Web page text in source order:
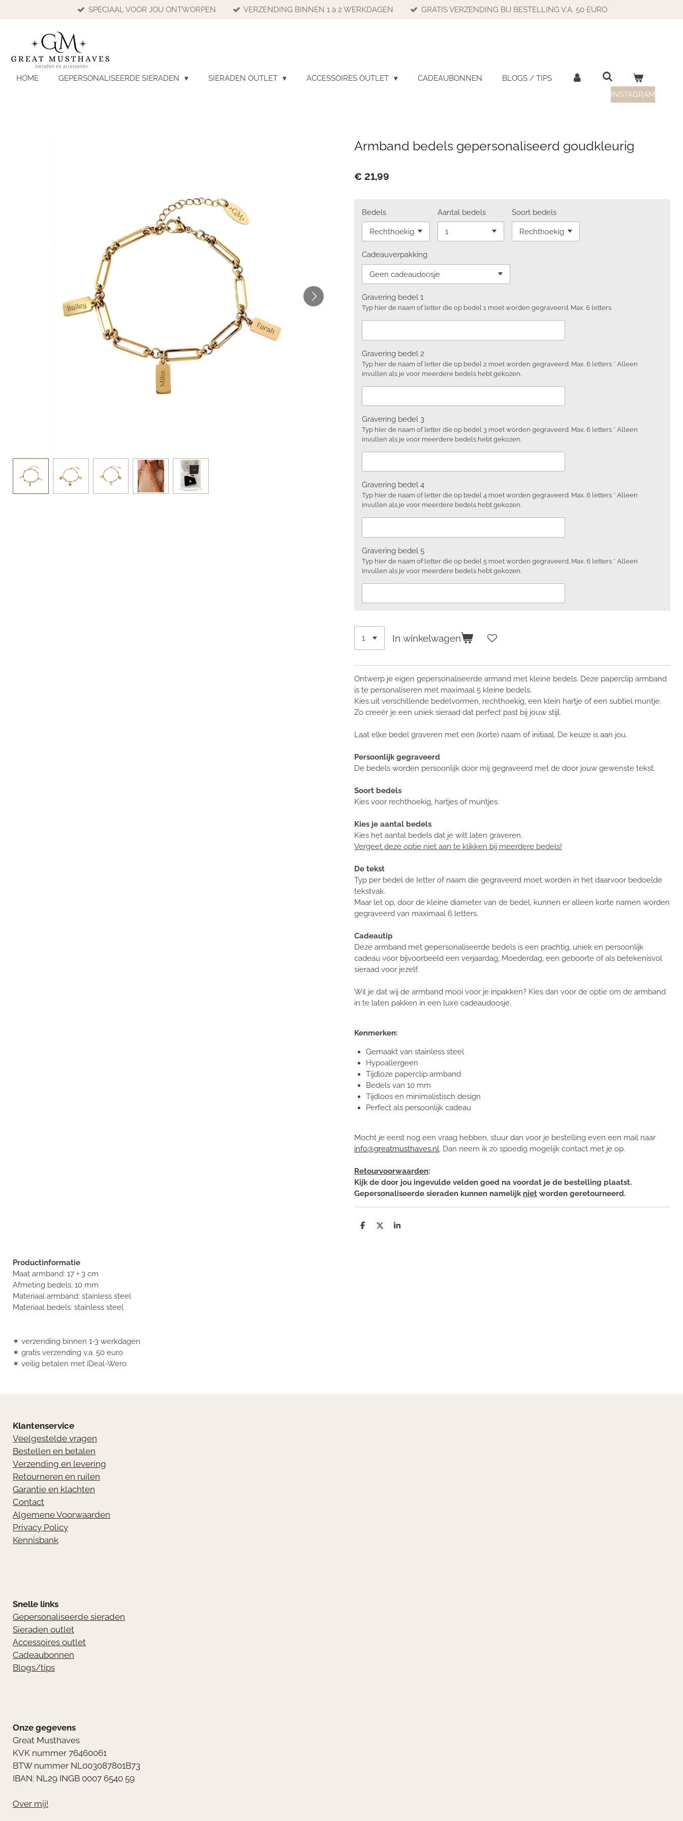
hoofdinhoud
SPECIAAL VOOR JOU ONTWORPEN VERZENDING BINNEN 1 à 2 WERKDAGEN GRATIS VERZENDING BIJ BESTELLING V.A. 50 EURO
HOME GEPERSONALISEERDE SIERADEN SIERADEN OUTLET ACCESSOIRES OUTLET CADEAUBONNEN
BLOGS / TIPS
INSTAGRAM
Armband bedels gepersonaliseerd goudkleurig
€ 21,99
Bedels Aantal bedels Soort bedels
Cadeauverpakking
Gravering bedel 1
Typ hier de naam of letter die op bedel 1 moet worden gegraveerd. Max. 6 letters
Gravering bedel 2
Typ hier de naam of letter die op bedel 2 moet worden gegraveerd. Max. 6 letters * Alleen
invullen als je voor meerdere bedels hebt gekozen.
Gravering bedel 3
Typ hier de naam of letter die op bedel 3 moet worden gegraveerd. Max. 6 letters * Alleen
invullen als je voor meerdere bedels hebt gekozen.
Gravering bedel 4
Typ hier de naam of letter die op bedel 4 moet worden gegraveerd. Max. 6 letters * Alleen
invullen als je voor meerdere bedels hebt gekozen.
Gravering bedel 5
Typ hier de naam of letter die op bedel 5 moet worden gegraveerd. Max. 6 letters * Alleen
invullen als je voor meerdere bedels hebt gekozen.
In winkelwagen
Ontwerp je eigen gepersonaliseerde armand met kleine bedels. Deze paperclip armband
is te personaliseren met maximaal 5 kleine bedels.
Kies uit verschillende bedelvormen, rechthoekig, een klein hartje of een subtiel muntje.
Zo creeër je een uniek sieraad dat perfect past bij jouw stijl.
Laat elke bedel graveren met een (korte) naam of initiaal. De keuze is aan jou.
Persoonlijk gegraveerd
De bedels worden persoonlijk door mij gegraveerd met de door jouw gewenste tekst.
Soort bedels
Kies voor rechthoekig, hartjes of muntjes.
Kies je aantal bedels
Kies het aantal bedels dat je wilt laten graveren.
Vergeet deze optie niet aan te klikken bij meerdere bedels!
De tekst
Typ per bedel de letter of naam die gegraveerd moet worden in het daarvoor bedoelde
tekstvak.
Maar let op, door de kleine diameter van de bedel, kunnen er alleen korte namen worden
gegraveerd van maximaal 6 letters.
Cadeautip
Deze armband met gepersonaliseerde bedels is een prachtig, uniek en persoonlijk
cadeau voor bijvoorbeeld een verjaardag, Moederdag, een geboorte of als betekenisvol
sieraad voor jezelf.
Wil je dat wij de armband mooi voor je inpakken? Kies dan voor de optie om de armband
in te laten pakken in een luxe cadeaudoosje.
Kenmerken:
Gemaakt van stainless steel
Hypoallergeen
Tijdloze paperclip armband
Bedels van 10 mm
Tijdloos en minimalistisch design
Perfect als persoonlijk cadeau
Mocht je eerst nog een vraag hebben, stuur dan voor je bestelling even een mail naar
info@greatmusthaves.nl. Dan neem ik zo spoedig mogelijk contact met je op.
Retourvoorwaarden:
Kijk de door jou ingevulde velden goed na voordat je de bestelling plaatst.
Gepersonaliseerde sieraden kunnen namelijk niet worden geretourneerd.
D
D
S
Productinformatie
Maat armband: 17 + 3 cm
Afmeting bedels: 10 mm
Materiaal armband: stainless steel
Materiaal bedels: stainless steel
✶ verzending binnen 1-3 werkdagen
✶ gratis verzending v.a. 50 euro
✶ veilig betalen met iDeal-Wero
Klantenservice
Veelgestelde vragen
Bestellen en betalen
Verzending en levering
Retourneren en ruilen
Garantie en klachten
Contact
Algemene Voorwaarden
Privacy Policy
Kennisbank
Snelle links
Gepersonaliseerde sieraden
Sieraden outlet
Accessoires outlet
Cadeaubonnen
Blogs/tips
Onze gegevens
Great Musthaves
KVK nummer 76460061
BTW nummer NL003087801B73
IBAN: NL29 INGB 0007 6540 59
Over mij!